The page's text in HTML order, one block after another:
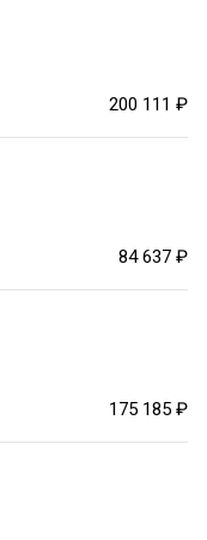
200 111 ₽
84 637 ₽
175 185 ₽